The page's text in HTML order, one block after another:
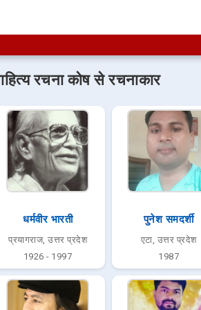
रचना कोष से रचनाकार
धर्मवीर भारती
प्रयागराज, उत्तर प्रदेश
1926 - 1997
पुनेश समदर्शी
एटा, उत्तर प्रदेश
1987